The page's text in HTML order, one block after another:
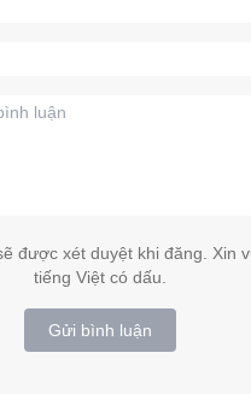
được xét duyệt khi đăng. Xin
tiếng Việt có dấu.
Gửi bình luận